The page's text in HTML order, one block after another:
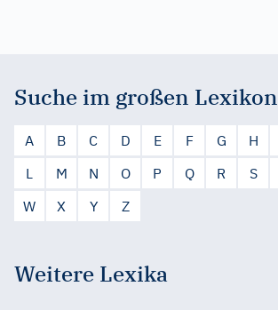
Suche im großen Lexikon
A B C D E F G H
L
M N O P Q R S
W
X Y Z
Weitere Lexika